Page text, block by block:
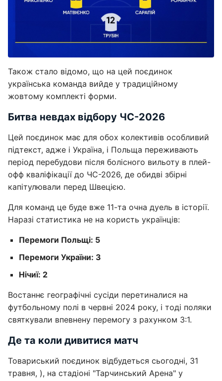
Також стало відомо, що на цей поєдинок
українська команда вийде у традиційному
жовтому комплекті форми.
Битва невдах відбору ЧС-2026
Цей поєдинок має для обох колективів особливий
підтекст, адже і Україна, і Польща переживають
період перебудови після болісного вильоту в плей-
офф кваліфікації до ЧС-2026, де обидві збірні
капітулювали перед Швецією.
Для команд це буде вже 11-та очна дуель в історії.
Наразі статистика не на користь українців:
Перемоги Польщі: 5
Перемоги України: 3
Нічиї: 2
Востаннє географічні сусіди перетиналися на
футбольному полі в червні 2024 року, і тоді поляки
святкували впевнену перемогу з рахунком 3:1.
Де та коли дивитися матч
Товариський поєдинок відбудеться сьогодні, 31
травня, ), на стадіоні "Тарчинський Арена" у